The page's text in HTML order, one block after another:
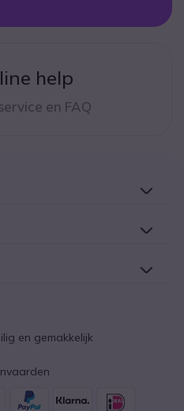
help
en FAQ
en gemakkelijk